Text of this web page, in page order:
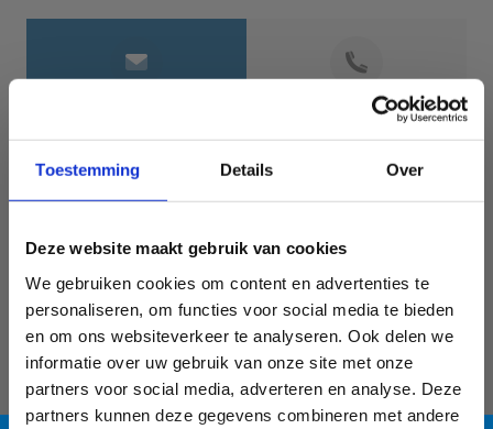
Toestemming Details Over
Deze website maakt gebruik van cookies
We gebruiken cookies om content en advertenties te
personaliseren, om functies voor social media te bieden
en om ons websiteverkeer te analyseren. Ook delen we
informatie over uw gebruik van onze site met onze
partners voor social media, adverteren en analyse. Deze
partners kunnen deze gegevens combineren met andere
Geef aan tot welk domein jouw vraag behoort
KIES EEN DOMEIN